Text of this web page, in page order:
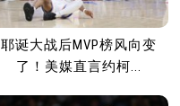
耶诞大战后MVP榜风向变
了！美媒直言约柯...